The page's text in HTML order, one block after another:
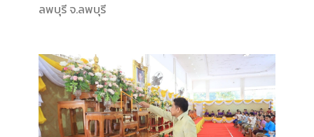
ลพบุรี จ.ลพบุรี